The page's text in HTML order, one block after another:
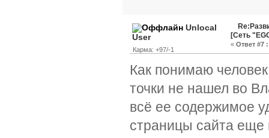
Unlocal
User
Карма: +97/-1
[Сеть
« Ответ #7 :
Как понимаю
точки не нашел во
всё ее содержимое
страницы сайта еще